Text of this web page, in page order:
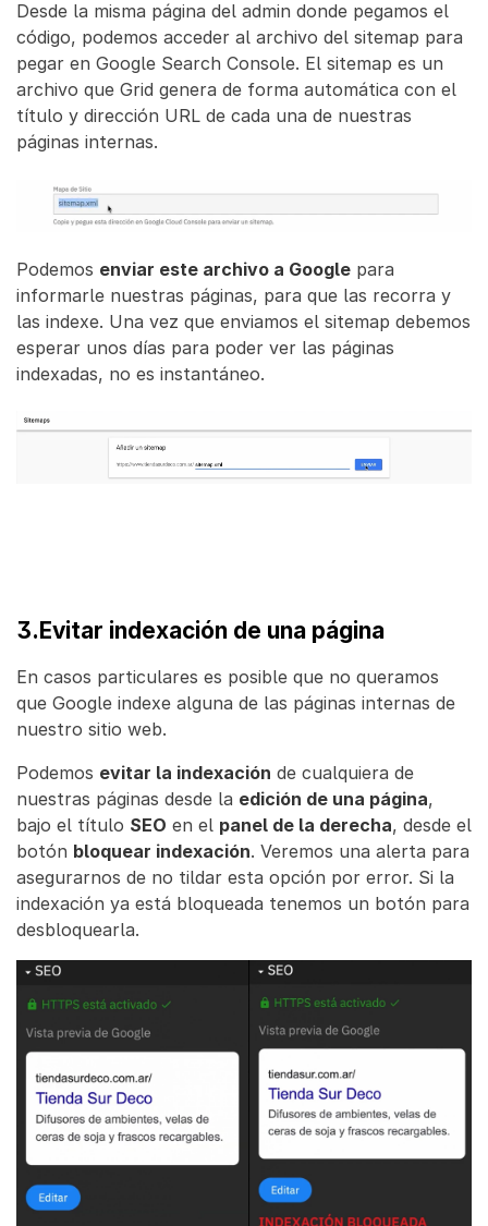
Desde la misma página del admin donde pegamos el
código, podemos acceder al archivo del sitemap para
pegar en Google Search Console. El sitemap es un
archivo que Grid genera de forma automática con el
título y dirección URL de cada una de nuestras
páginas internas.
Podemos enviar este archivo a Google para
informarle nuestras páginas, para que las recorra y
las indexe. Una vez que enviamos el sitemap debemos
esperar unos días para poder ver las páginas
indexadas, no es instantáneo.
3.Evitar indexación de una página
En casos particulares es posible que no queramos
que Google indexe alguna de las páginas internas de
nuestro sitio web.
Podemos evitar la indexación de cualquiera de
nuestras páginas desde la edición de una página,
bajo el título SEO en el panel de la derecha, desde el
botón bloquear indexación. Veremos una alerta para
asegurarnos de no tildar esta opción por error. Si la
indexación ya está bloqueada tenemos un botón para
desbloquearla.